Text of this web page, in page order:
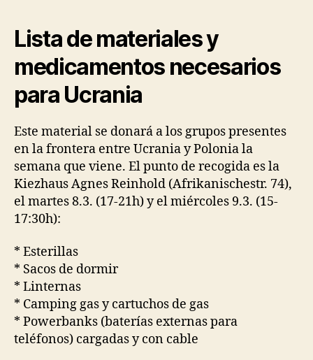
Lista de materiales y
medicamentos necesarios
para Ucrania
Este material se donará a los grupos presentes
en la frontera entre Ucrania y Polonia la
semana que viene. El punto de recogida es la
Kiezhaus Agnes Reinhold (Afrikanischestr. 74),
el martes 8.3. (17-21h) y el miércoles 9.3. (15-
17:30h):
* Esterillas
* Sacos de dormir
* Linternas
* Camping gas y cartuchos de gas
* Powerbanks (baterías externas para
teléfonos) cargadas y con cable